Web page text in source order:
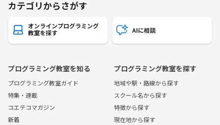
カテゴリからさがす
オンラインプログラミング
教室を探す
AIに相談
プログラミング教室を知る
プログラミング教室ガイド
特集・連載
コエテコマガジン
新着
プログラミング教室を探す
地域や駅・路線から探す
スクール名から探す
特徴から探す
現在地から探す